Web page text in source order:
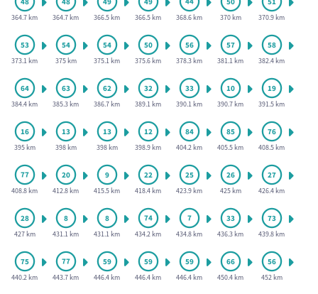
364.7 km 364.7 km 366.5 km 366.5 km 368.6 km 370 km 370.9 km
373.1 km 375 km 375.1 km 375.6 km 378.3 km 381.1 km 382.4 km
384.4 km 385.3 km 386.7 km 389.1 km 390.1 km 390.7 km 391.5 km
395 km 398 km 398 km 398.9 km 404.2 km 405.5 km 408.5 km
408.8 km 412.8 km 415.5 km 418.4 km 423.9 km 425 km 426.4 km
427 km 431.1 km 431.1 km 434.2 km 434.8 km 436.3 km 439.8 km
440.2 km 443.7 km 446.4 km 446.4 km 446.4 km 450.4 km 452 km